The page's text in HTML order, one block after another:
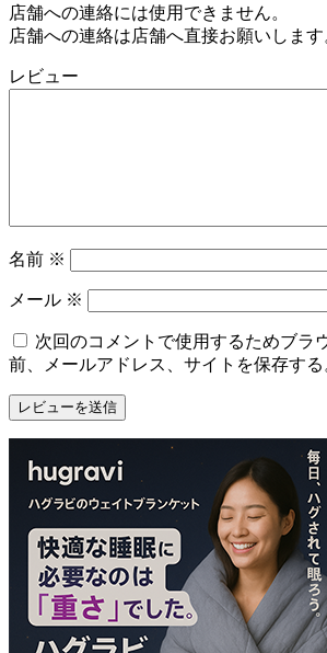
店舗への連絡には使用できません。
店舗への連絡は店舗へ直接お願いします
レビュー
名前 ※
メール ※
次回のコメントで使用するためブラ
前、メールアドレス、サイトを保存する